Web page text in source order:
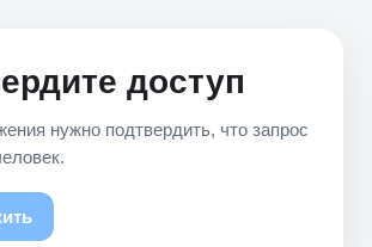
доступ
нужно подтвердить, что запрос